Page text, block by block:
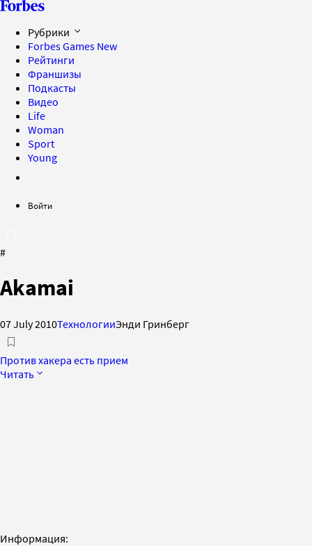
Рубрики
Forbes Games New
Рейтинги
Франшизы
Подкасты
Видео
Life
Woman
Sport
Young
Войти
#
Akamai
07 July 2010ТехнологииЭнди Гринберг
Против хакера есть прием
Читать
Информация: